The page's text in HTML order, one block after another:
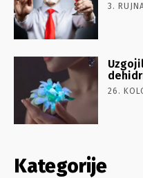
3.
26.
Kategorije